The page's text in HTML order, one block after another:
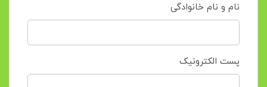
نام و نام خانوادگی
پست الکترونیک